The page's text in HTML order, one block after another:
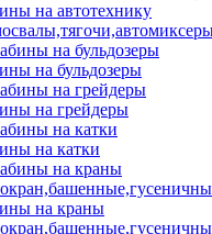
на автотехнику
на бульдозеры
на грейдеры
на катки
на краны